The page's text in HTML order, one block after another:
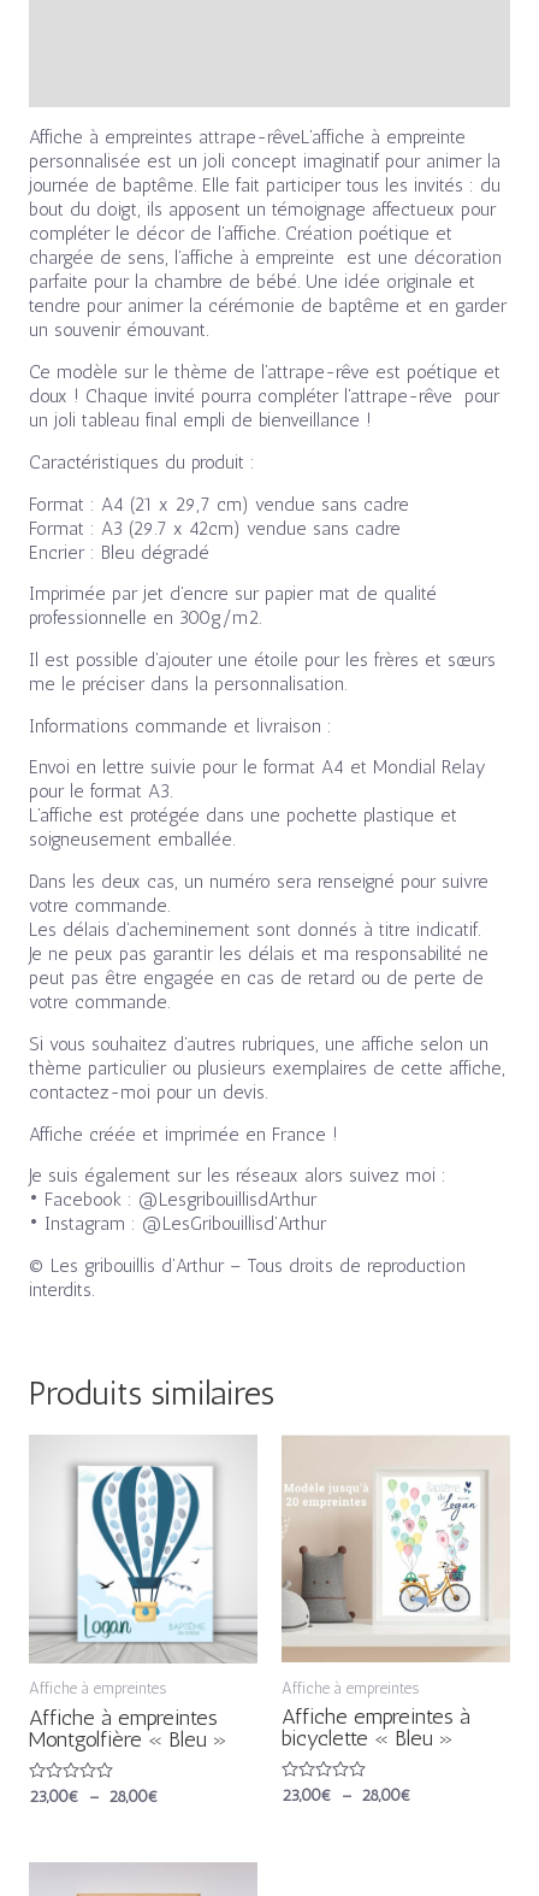
Affiche à empreintes attrape-rêveL’affiche à empreinte
personnalisée est un joli concept imaginatif pour animer la
journée de baptême. Elle fait participer tous les invités : du
bout du doigt, ils apposent un témoignage affectueux pour
compléter le décor de l’affiche. Création poétique et
chargée de sens, l’affiche à empreinte est une décoration
parfaite pour la chambre de bébé. Une idée originale et
tendre pour animer la cérémonie de baptême et en garder
un souvenir émouvant.
Ce modèle sur le thème de l’attrape-rêve est poétique et
doux ! Chaque invité pourra compléter l’attrape-rêve pour
un joli tableau final empli de bienveillance !
Caractéristiques du produit :
Format : A4 (21 x 29,7 cm) vendue sans cadre
Format : A3 (29.7 x 42cm) vendue sans cadre
Encrier : Bleu dégradé
Imprimée par jet d’encre sur papier mat de qualité
professionnelle en 300g/m2.
Il est possible d’ajouter une étoile pour les frères et sœurs
me le préciser dans la personnalisation.
Informations commande et livraison :
Envoi en lettre suivie pour le format A4 et Mondial Relay
pour le format A3.
L’affiche est protégée dans une pochette plastique et
soigneusement emballée.
Dans les deux cas, un numéro sera renseigné pour suivre
votre commande.
Les délais d’acheminement sont donnés à titre indicatif.
Je ne peux pas garantir les délais et ma responsabilité ne
peut pas être engagée en cas de retard ou de perte de
votre commande.
Si vous souhaitez d’autres rubriques, une affiche selon un
thème particulier ou plusieurs exemplaires de cette affiche,
contactez-moi pour un devis.
Affiche créée et imprimée en France !
Je suis également sur les réseaux alors suivez moi :
• Facebook : @LesgribouillisdArthur
• Instagram : @LesGribouillisd’Arthur
© Les gribouillis d’Arthur – Tous droits de reproduction
interdits.
Produits similaires
Affiche à empreintes
Affiche à empreintes
Montgolfière « Bleu »
Note
23,00€ – 28,00€
de
prix :
23,00€
à
28,00€
Affiche à empreintes
Affiche empreintes à
bicyclette « Bleu »
Note
23,00€ – 28,00€
prix :
23,00€
à
28,00€